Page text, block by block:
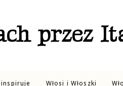
przez
Włosi i Włoszki